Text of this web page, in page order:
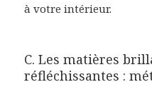
à votre intérieur.
C. Les matières
réfléchissantes :